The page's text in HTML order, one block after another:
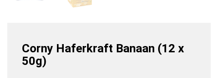
Corny Haferkraft Banaan (12 x
50g)